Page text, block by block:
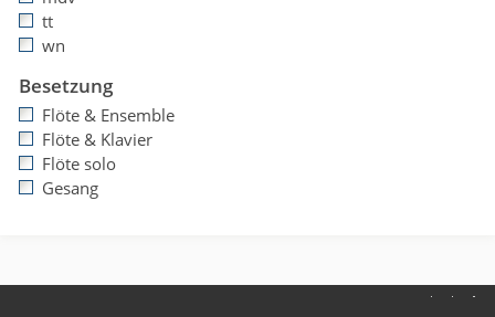
tt
wn
Besetzung
Flöte & Ensemble
Flöte & Klavier
Flöte solo
Gesang